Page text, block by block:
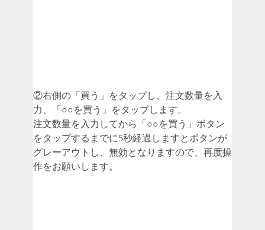
②右側の「買う」をタップし、注文数量を入
力、「○○を買う」をタップします。
注文数量を入力してから「○○を買う」ボタン
をタップするまでに5秒経過しますとボタンが
グレーアウトし、無効となりますので、再度操
作をお願いします。